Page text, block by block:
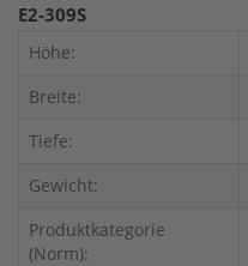
E2-309S
Höhe:
Breite:
Tiefe:
Gewicht:
Produktkategorie
(Norm):